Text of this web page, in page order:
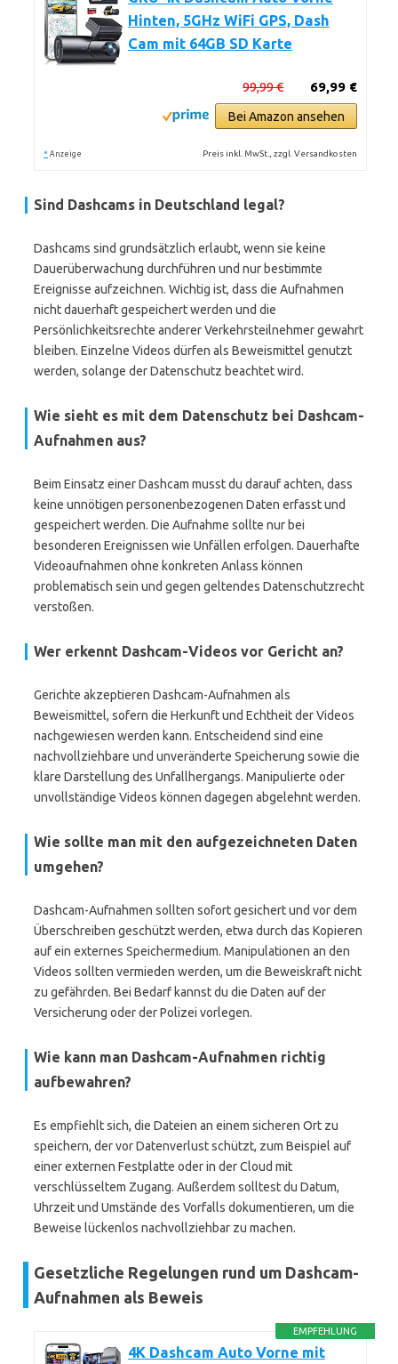
Hinten, 5GHz WiFi GPS, Dash
Cam mit 64GB SD Karte
69,99 €
99,99 €
Bei Amazon ansehen
* Anzeige Preis inkl. MwSt., zzgl. Versandkosten
Sind Dashcams in Deutschland legal?
Dashcams sind grundsätzlich erlaubt, wenn sie keine
Dauerüberwachung durchführen und nur bestimmte
Ereignisse aufzeichnen. Wichtig ist, dass die Aufnahmen
nicht dauerhaft gespeichert werden und die
Persönlichkeitsrechte anderer Verkehrsteilnehmer gewahrt
bleiben. Einzelne Videos dürfen als Beweismittel genutzt
werden, solange der Datenschutz beachtet wird.
Wie sieht es mit dem Datenschutz bei Dashcam-
Aufnahmen aus?
Beim Einsatz einer Dashcam musst du darauf achten, dass
keine unnötigen personenbezogenen Daten erfasst und
gespeichert werden. Die Aufnahme sollte nur bei
besonderen Ereignissen wie Unfällen erfolgen. Dauerhafte
Videoaufnahmen ohne konkreten Anlass können
problematisch sein und gegen geltendes Datenschutzrecht
verstoßen.
Wer erkennt Dashcam-Videos vor Gericht an?
Gerichte akzeptieren Dashcam-Aufnahmen als
Beweismittel, sofern die Herkunft und Echtheit der Videos
nachgewiesen werden kann. Entscheidend sind eine
nachvollziehbare und unveränderte Speicherung sowie die
klare Darstellung des Unfallhergangs. Manipulierte oder
unvollständige Videos können dagegen abgelehnt werden.
Wie sollte man mit den aufgezeichneten Daten
umgehen?
Dashcam-Aufnahmen sollten sofort gesichert und vor dem
Überschreiben geschützt werden, etwa durch das Kopieren
auf ein externes Speichermedium. Manipulationen an den
Videos sollten vermieden werden, um die Beweiskraft nicht
zu gefährden. Bei Bedarf kannst du die Daten auf der
Versicherung oder der Polizei vorlegen.
Wie kann man Dashcam-Aufnahmen richtig
aufbewahren?
Es empfiehlt sich, die Dateien an einem sicheren Ort zu
speichern, der vor Datenverlust schützt, zum Beispiel auf
einer externen Festplatte oder in der Cloud mit
verschlüsseltem Zugang. Außerdem solltest du Datum,
Uhrzeit und Umstände des Vorfalls dokumentieren, um die
Beweise lückenlos nachvollziehbar zu machen.
Gesetzliche Regelungen rund um Dashcam-
Aufnahmen als Beweis
EMPFEHLUNG
4K Dashcam Auto Vorne mit